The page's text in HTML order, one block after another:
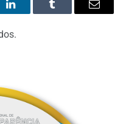
O
LinkedIn
Tumblr
E-